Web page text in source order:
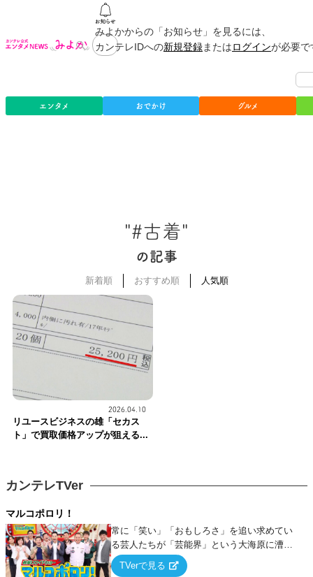
みよかからの「お知らせ」を見るには、
カンテレIDへの新規登録またはログインが必要
エンタメ おでかけ グルメ
"#古着"
の記事
新着順 おすすめ順 人気順
2026.04.10
リユースビジネスの雄「セカス
ト」で買取価格アップが狙える...
カンテレTVer
マルコポロリ！
常に「笑い」「おもしろさ」を追い求めてい
る芸人たちが「芸能界」という大海原に漕ぎ
出でて、新たなオモシロ人間を発掘する！
TVerで見る